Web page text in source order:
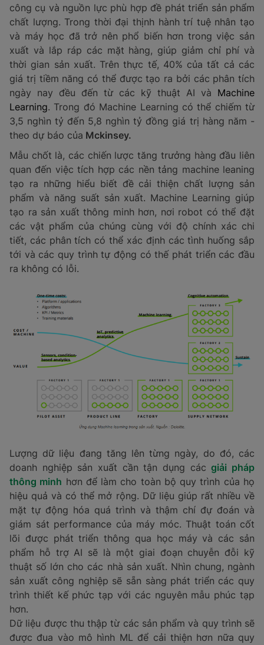
công cụ và nguồn lực phù hợp đề phát triển sản phẩm
chất lượng. Trong thời đại thịnh hành trí tuệ nhân tạo
và máy học đã trở nên phổ biến hơn trong việc sản
xuất và lắp ráp các mặt hàng, giúp giảm chỉ phí và
thời gian sản xuất. Trên thực tế, 40% của tất cả các
giá trị tiềm năng có thể được tạo ra bởi các phân tích
ngày nay đều đến từ các kỹ thuật AI và Machine
Learning. Trong đó Machine Learning có thể chiếm từ
3,5 nghìn tỷ đến 5,8 nghìn tỷ đồng giá trị hàng năm -
theo dự báo của Mckinsey.
Mẫu chốt là, các chiến lược tăng trưởng hàng đầu liên
quan đến việc tích hợp các nền tảng machine leaning
tạo ra những hiểu biết đề cải thiện chất lượng sản
phẩm và năng suất sản xuất. Machine Learning giúp
tạo ra sản xuất thông minh hơn, nơi robot có thể đặt
các vật phẩm của chúng cùng với độ chính xác chi
tiết, các phân tích có thể xác định các tình huống sắp
tới và các quy trình tự động có thế phát triển các đầu
ra không có lỗi.
Lượng dữ liệu đang tăng lên từng ngày, do đó, các
doanh nghiệp sản xuất cần tận dụng cácgiải pháp
thông minh hơn để làm cho toàn bộ quy trình của họ
hiệu quả và có thể mở rộng. Dữ liệu giúp rất nhiều về
mặt tự động hóa quá trình và thậm chí đự đoán và
giám sát performance của máy móc. Thuật toán cốt
lõi được phát triển thông qua học máy và các sản
phẩm hỗ trợ AI sẽ là một giai đoạn chuyễn đỗi kỹ
thuật số lớn cho các nhà sản xuất. Nhìn chung, ngành
sản xuất công nghiệp sẽ sẵn sàng phát triển các quy
trình thiết kế phức tạp với các nguyên mẫu phúc tạp
hơn.
Dữ liệu được thu thập từ các sản phẩm và quy trình sẽ
được đua vào mô hình ML để cải thiện hơn nữa quy